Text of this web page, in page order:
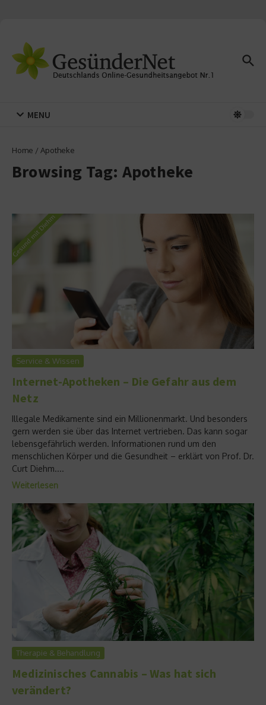
MENU
Home / Apotheke
Browsing Tag: Apotheke
Service & Wissen
Internet-Apotheken – Die Gefahr aus dem
Netz
Illegale Medikamente sind ein Millionenmarkt. Und besonders
gern werden sie über das Internet vertrieben. Das kann sogar
lebensgefährlich werden. Informationen rund um den
menschlichen Körper und die Gesundheit – erklärt von Prof. Dr.
Curt Diehm....
Weiterlesen
Therapie & Behandlung
Medizinisches Cannabis – Was hat sich
verändert?